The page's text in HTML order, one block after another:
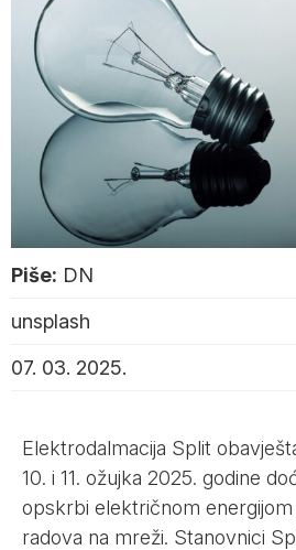
Piše: DN
unsplash
07. 03. 2025.
Elektrodalmacija Split
10. i 11. ožujka 2025. godine
opskrbi električnom energijom
radova na mreži. Stanovnici